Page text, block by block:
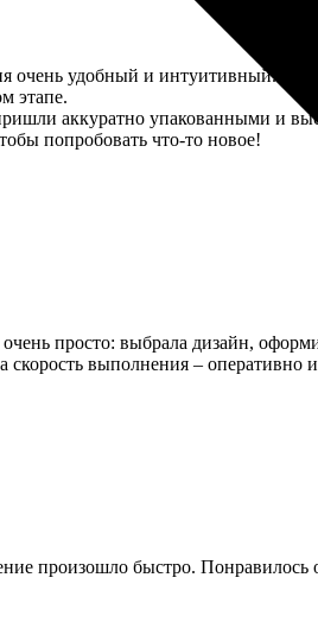
очень удобный и интуитивный.
этапе.
аккуратно упакованными и
попробовать что-то новое!
просто: выбрала дизайн,
скорость выполнения –
произошло быстро.